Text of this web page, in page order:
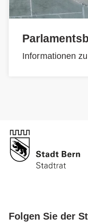
Informationen
Folgen Sie der